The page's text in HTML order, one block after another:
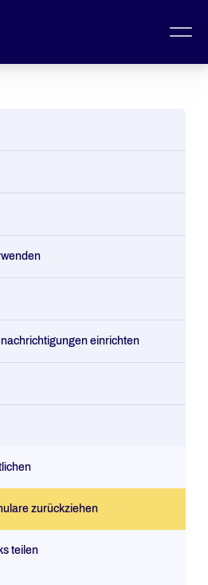
einrichten
zurückziehen
teilen